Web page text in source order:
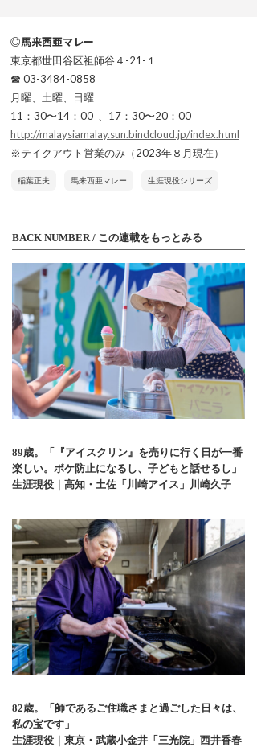
◎馬来西亜マレー
東京都世田谷区祖師谷４-21-１
☎ 03-3484-0858
月曜、土曜、日曜
11：30〜14：00 、17：30〜20：00
http://malaysiamalay.sun.bindcloud.jp/index.html
※テイクアウト営業のみ（2023年８月現在）
稲葉正夫 馬来西亜マレー 生涯現役シリーズ
BACK NUMBER / この連載をもっとみる
89歳。「『アイスクリン』を売りに行く日が一番
楽しい。ボケ防止になるし、子どもと話せるし」
生涯現役｜高知・土佐「川崎アイス」川崎久子
82歳。「師であるご住職さまと過ごした日々は、
私の宝です」
生涯現役｜東京・武蔵小金井「三光院」西井香春